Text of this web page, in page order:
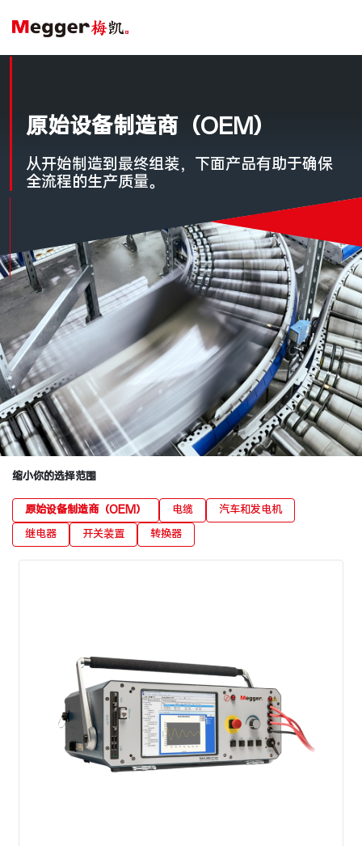
原始设备制造商（OEM）
从开始制造到最终组装，下面产品有助于确保
全流程的生产质量。
缩小你的选择范围
原始设备制造商（OEM） 电缆
汽车和发电机
继电器
开关装置 转换器